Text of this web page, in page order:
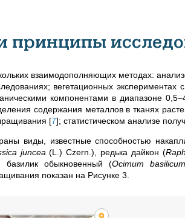
принципы
взаимодополняющих методах:
вегетационных
компонентами в диапазоне
содержания металлов в тканях
[7]; статистическом анализе
виды, известные способностью
juncea(L.) Czern.), редька дайкон (
обыкновенный (Ocimum basilicum
показан на Рисунке 3.